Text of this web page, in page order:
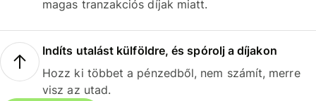
magas tranzakciós díjak miatt.
Indíts utalást külföldre, és spórolj a díjakon
Hozz ki többet a pénzedből, nem számít, merre
visz az utad.